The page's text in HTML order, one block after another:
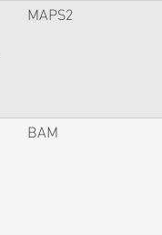
MAPS2
BAM